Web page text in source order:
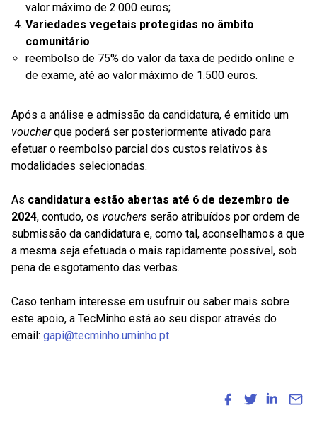
valor máximo de 2.000 euros;
Variedades vegetais protegidas no âmbito
comunitário
reembolso de 75% do valor da taxa de pedido online e
de exame, até ao valor máximo de 1.500 euros.
Após a análise e admissão da candidatura, é emitido um
voucherque poderá ser posteriormente ativado para
efetuar o reembolso parcial dos custos relativos às
modalidades selecionadas.
As candidatura estão abertas até 6 de dezembro de
2024, contudo, os vouchers serão atribuídos por ordem de
submissão da candidatura e, como tal, aconselhamos a que
a mesma seja efetuada o mais rapidamente possível, sob
pena de esgotamento das verbas.
Caso tenham interesse em usufruir ou saber mais sobre
este apoio, a TecMinho está ao seu dispor através do
email: gapi@tecminho.uminho.pt